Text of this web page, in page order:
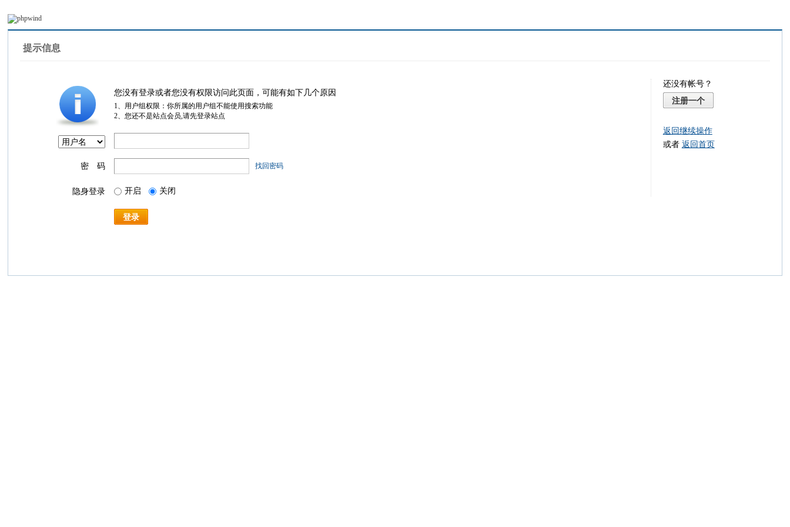
提示信息
您没有登录或者您没有权限访问此页面，可能有如下几个原因
1、用户组权限：你所属的用户组不能使用搜索功能
2、您还不是站点会员,请先登录站点
密 码 找回密码
隐身登录 开启 关闭
登录
还没有帐号？
注册一个
返回继续操作
或者 返回首页